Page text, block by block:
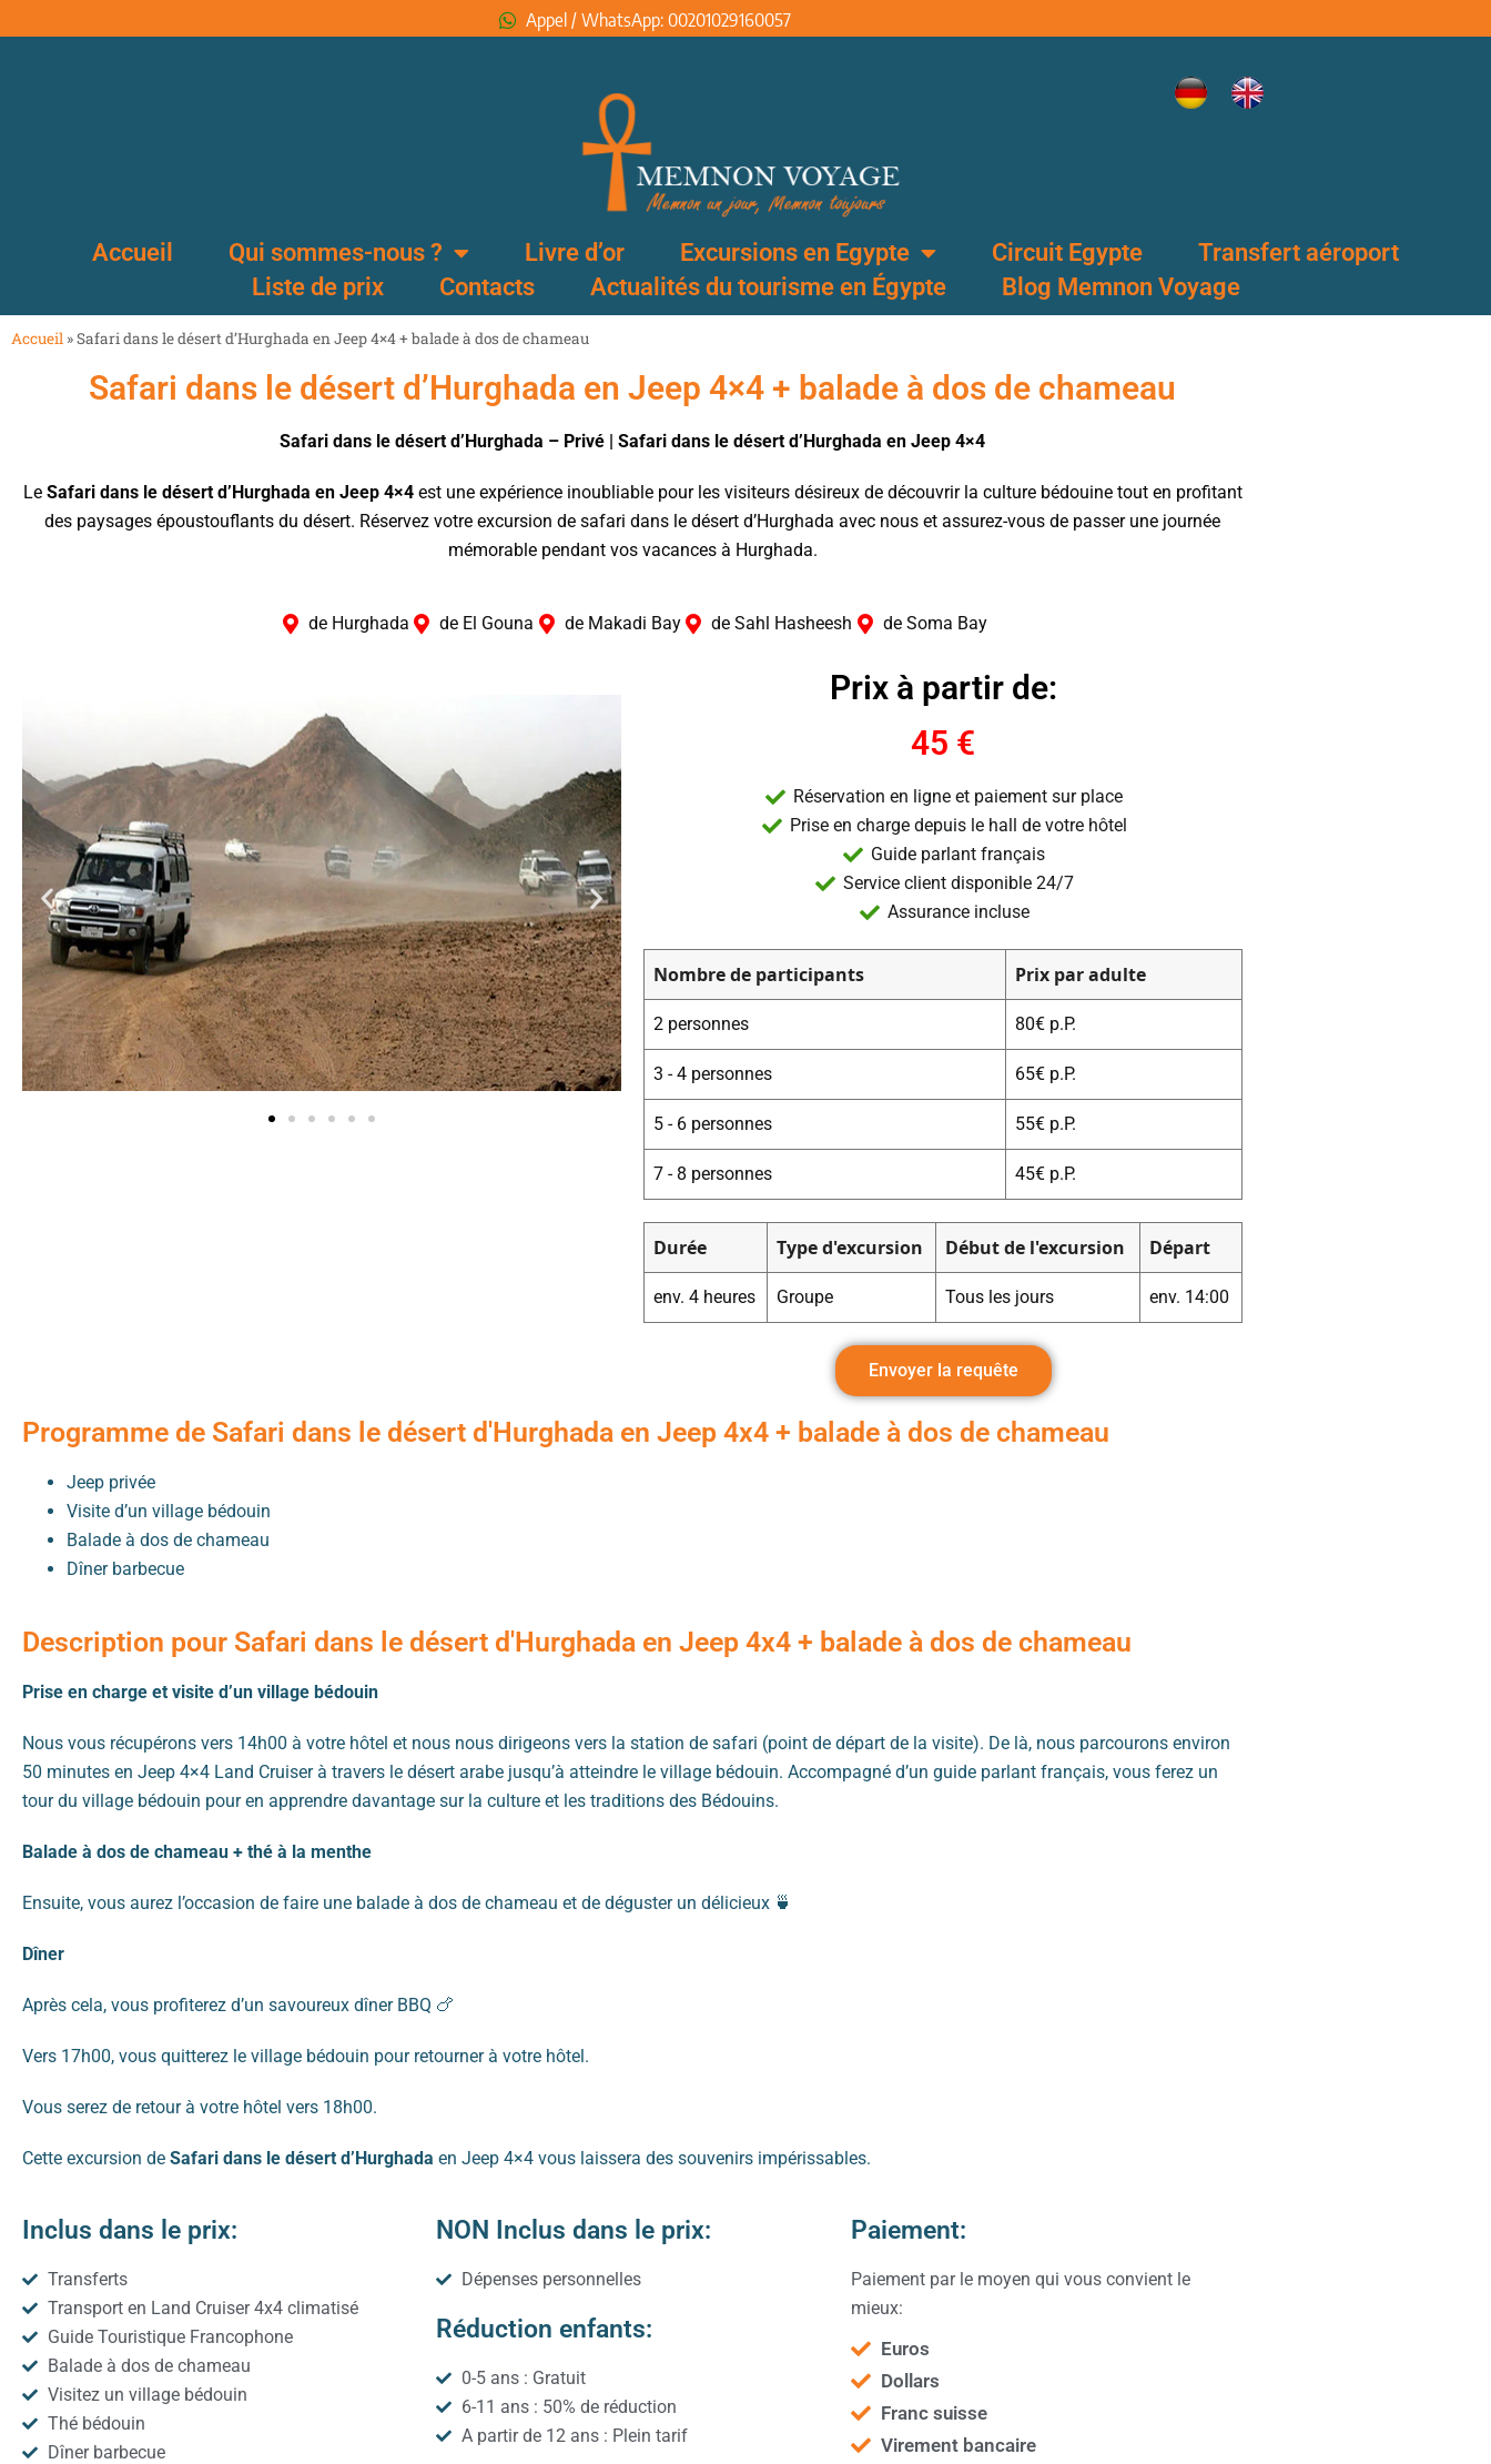
Appel / WhatsApp: 00201029160057
Accueil Qui sommes-nous ? Livre d’or Excursions en Egypte Circuit Egypte
Transfert aéroport
Liste de prix
Contacts Actualités du tourisme en Égypte Blog Memnon Voyage
Accueil »Safari dans le désert d’Hurghada en Jeep 4×4 + balade à dos de chameau
Safari dans le désert d’Hurghada en Jeep 4×4 + balade à dos de chameau
Safari dans le désert d’Hurghada – Privé | Safari dans le désert d’Hurghada en Jeep 4×4
Le Safari dans le désert d’Hurghada en Jeep 4×4est une expérience inoubliable pour les visiteurs désireux de découvrir la culture bédouine tout en profitant
des paysages époustouflants du désert. Réservez votre excursion de safari dans le désert d’Hurghada avec nous et assurez-vous de passer une journée
mémorable pendant vos vacances à Hurghada.
de Hurghada de El Gouna de Makadi Bay de Sahl Hasheesh de Soma Bay
Prix à partir de:
45 €
Réservation en ligne et paiement sur place
Prise en charge depuis le hall de votre hôtel
Guide parlant français
Service client disponible 24/7
Assurance incluse
Nombre de participants Prix par adulte
2 personnes 80€ p.P.
3 - 4 personnes 65€ p.P.
5 - 6 personnes 55€ p.P.
7 - 8 personnes 45€ p.P.
Durée Type d'excursion Début de l'excursion Départ
env. 4 heures Groupe Tous les jours env. 14:00
Envoyer la requête
Programme de Safari dans le désert d'Hurghada en Jeep 4x4 + balade à dos de chameau
Jeep privée
Visite d’un village bédouin
Balade à dos de chameau
Dîner barbecue
Description pour Safari dans le désert d'Hurghada en Jeep 4x4 + balade à dos de chameau
Prise en charge et visite d’un village bédouin
Nous vous récupérons vers 14h00 à votre hôtel et nous nous dirigeons vers la station de safari (point de départ de la visite). De là, nous parcourons environ
50 minutes en Jeep 4×4 Land Cruiser à travers le désert arabe jusqu’à atteindre le village bédouin. Accompagné d’un guide parlant français, vous ferez un
tour du village bédouin pour en apprendre davantage sur la culture et les traditions des Bédouins.
Balade à dos de chameau + thé à la menthe
Ensuite, vous aurez l’occasion de faire une balade à dos de chameau et de déguster un délicieux 🍵
Dîner
Après cela, vous profiterez d’un savoureux dîner BBQ 🍗
Vers 17h00, vous quitterez le village bédouin pour retourner à votre hôtel.
Vous serez de retour à votre hôtel vers 18h00.
Cette excursion de Safari dans le désert d’Hurghada en Jeep 4×4 vous laissera des souvenirs impérissables.
Inclus dans le prix:
Transferts
Transport en Land Cruiser 4x4 climatisé
Guide Touristique Francophone
Balade à dos de chameau
Visitez un village bédouin
Thé bédouin
Dîner barbecue
NON Inclus dans le prix:
Dépenses personnelles
Réduction enfants:
0-5 ans : Gratuit
6-11 ans : 50% de réduction
A partir de 12 ans : Plein tarif
Paiement:
Paiement par le moyen qui vous convient le
mieux:
Euros
Dollars
Franc suisse
Virement bancaire